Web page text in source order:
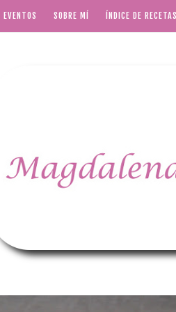
EVENTOS SOBRE MÍ ÍNDICE DE